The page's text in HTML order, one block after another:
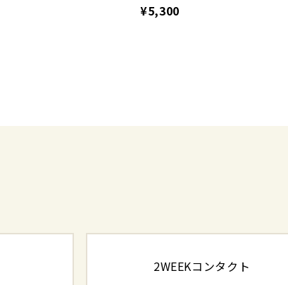
¥5,300
2WEEKコンタクト